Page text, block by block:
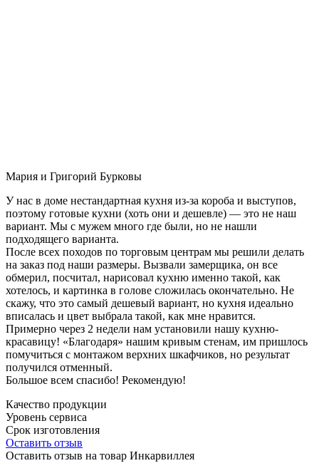
Мария и Григорий Бурковы
У нас в доме нестандартная кухня из-за короба и выступов,
поэтому готовые кухни (хоть они и дешевле) — это не наш
вариант. Мы с мужем много где были, но не нашли
подходящего варианта.
После всех походов по торговым центрам мы решили делать
на заказ под наши размеры. Вызвали замерщика, он все
обмерил, посчитал, нарисовал кухню именно такой, как
хотелось, и картинка в голове сложилась окончательно. Не
скажу, что это самый дешевый вариант, но кухня идеально
вписалась и цвет выбрала такой, как мне нравится.
Примерно через 2 недели нам установили нашу кухню-
красавицу! «Благодаря» нашим кривым стенам, им пришлось
помучиться с монтажом верхних шкафчиков, но результат
получился отменный.
Большое всем спасибо! Рекомендую!
Качество продукции
Уровень сервиса
Срок изготовления
Оставить отзыв
Оставить отзыв на товар Инкарвиллея